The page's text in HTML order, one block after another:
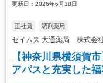
更新日：2026年6月18日
正社員 調剤薬局
セイムス 大通薬局 株式会
【神奈川県横須賀
アパスと充実した